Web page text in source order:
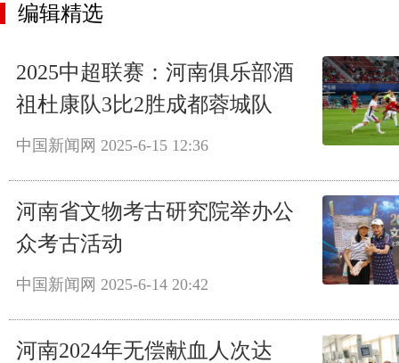
编辑精选
2025中超联赛：河南俱乐部酒
祖杜康队3比2胜成都蓉城队
中国新闻网 2025-6-15 12:36
河南省文物考古研究院举办公
众考古活动
中国新闻网 2025-6-14 20:42
河南2024年无偿献血人次达